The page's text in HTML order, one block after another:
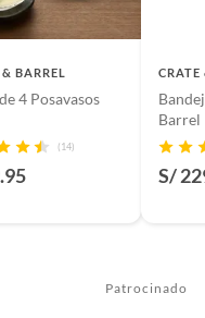
BARREL
4 Posavasos
(14)
CRATE
Barrel
S/
Patrocinado